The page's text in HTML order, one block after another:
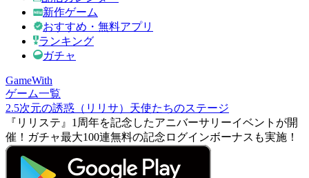
新作ゲーム
おすすめ・無料アプリ
ランキング
ガチャ
GameWith
ゲーム一覧
2.5次元の誘惑（リリサ）天使たちのステージ
『リリステ』1周年を記念したアニバーサリーイベントが開
催！ガチャ最大100連無料の記念ログインボーナスも実施！